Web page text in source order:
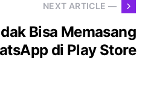
NEXT ARTICLE —
Bisa Memasang
di Play Store